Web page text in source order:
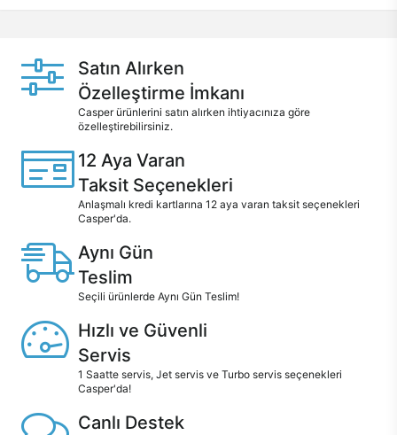
Satın Alırken
Özelleştirme İmkanı
Casper ürünlerini satın alırken ihtiyacınıza göre
özelleştirebilirsiniz.
12 Aya Varan
Taksit Seçenekleri
Anlaşmalı kredi kartlarına 12 aya varan taksit seçenekleri
Casper'da.
Aynı Gün
Teslim
Seçili ürünlerde Aynı Gün Teslim!
Hızlı ve Güvenli
Servis
1 Saatte servis, Jet servis ve Turbo servis seçenekleri
Casper'da!
Canlı Destek